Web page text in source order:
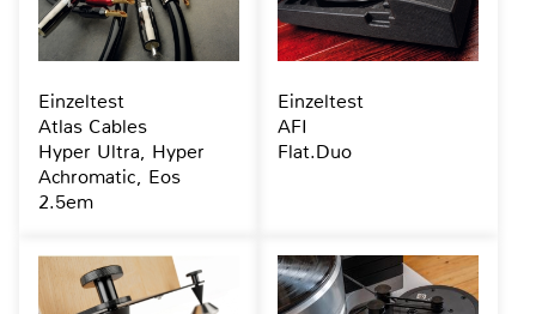
Einzeltest
Atlas Cables
Hyper Ultra, Hyper
Achromatic, Eos
2.5em
Einzeltest
AFI
Flat.Duo